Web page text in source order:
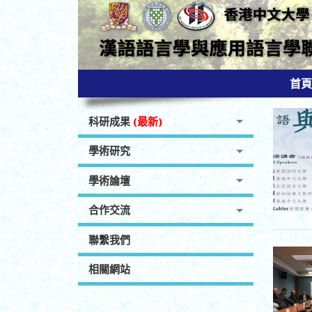
首頁
科研成果 (最新)
學術研究
學術論壇
合作交流
聯繫我們
相關網站